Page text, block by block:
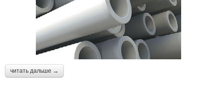
читать дальше →